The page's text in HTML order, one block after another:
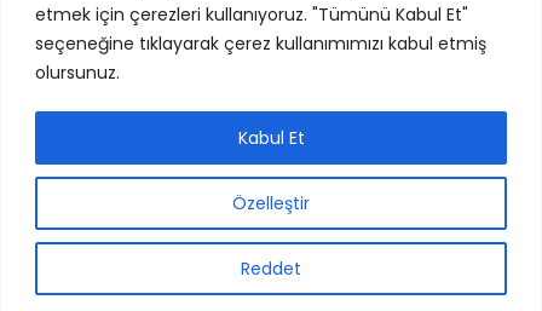
etmek için çerezleri kullanıyoruz. "Tümünü Kabul Et"
seçeneğine tıklayarak çerez kullanımımızı kabul etmiş
olursunuz.
Özelleştir
Reddet
Kabul Et
İstanbul Deri Organize Sanayi Bölgesi, Sama Cad. (12 Yol),
No:7 34957 Tuzla - İstanbul
Tel: +90 216 313 42 77 - 78 pbx
Mail:info@ideajenerator.com
IDEA Jeneratör ve Makina İmalat San. ve Tic. A.Ş.